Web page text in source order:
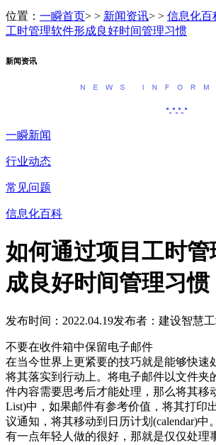
位置： 一瞬首页> > 新闻资讯> > 信息化百
工时管理软件形成良好时间管理习惯
新闻资讯
一瞬新闻
行业动态
常见问题
信息化百科
如何通过项目工时
成良好时间管理习惯
发布时间：2022.04.19发布者：建设智慧
不要在收件箱中保留电子邮件
在当今世界上更紧要的技巧就是能够快速
将其落实到行动上。将电子邮件以文件夹
件内容需要思考后才能处理，那么将其移
List)中，如果邮件有参考价值，将其打印
议通知，将其移动到日历计划
有一点年轻人做的很好，那就是仅仅处理